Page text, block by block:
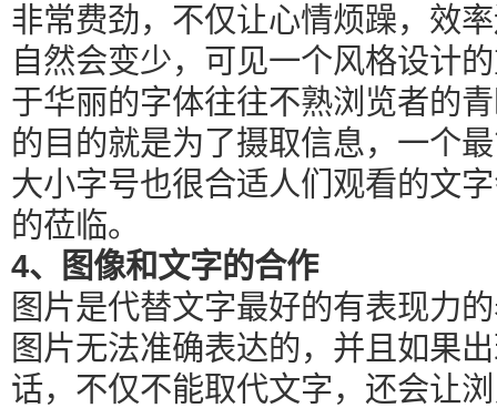
非常费劲，不仅让心情烦躁，效
自然会变少，可见一个风格设计
于华丽的字体往往不熟浏览者的
的目的就是为了摄取信息，一个
大小字号也很合适人们观看的文
的莅临。
4、图像和文字的合作
图片是代替文字最好的有表现力
图片无法准确表达的，并且如果
话，不仅不能取代文字，还会让